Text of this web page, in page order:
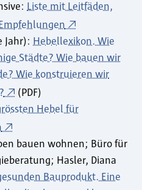
Liste mit Leitfäden,
Jahr): Hebellexikon. Wie
Städte? Wie bauen wir
Wie konstruieren wir
(PDF)
Hebel für
bauen wohnen; Büro für
Hasler, Diana
Bauprodukt. Eine